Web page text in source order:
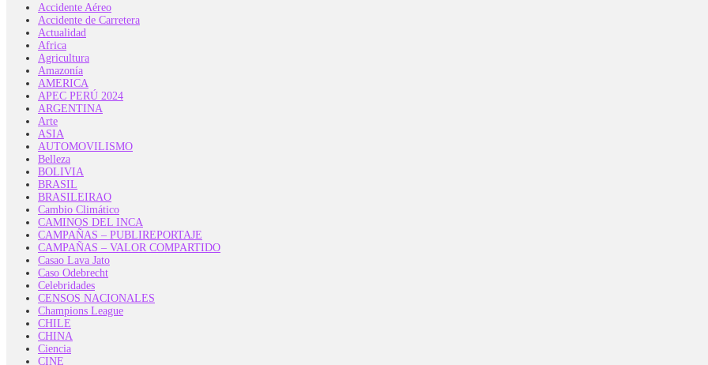
Accidente Aéreo
Accidente de Carretera
Actualidad
Africa
Agricultura
Amazonía
AMERICA
APEC PERÚ 2024
ARGENTINA
Arte
ASIA
AUTOMOVILISMO
Belleza
BOLIVIA
BRASIL
BRASILEIRAO
Cambio Climático
CAMINOS DEL INCA
CAMPAÑAS – PUBLIREPORTAJE
CAMPAÑAS – VALOR COMPARTIDO
Casao Lava Jato
Caso Odebrecht
Celebridades
CENSOS NACIONALES
Champions League
CHILE
CHINA
Ciencia
CINE